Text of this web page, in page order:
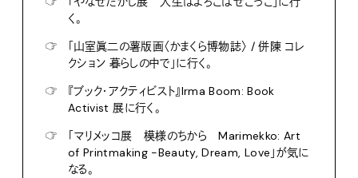
く。
☞
「山室眞二の薯版画〈かまくら博物誌〉 / 併陳 コレ
クション 暮らしの中で」に行く。
☞
『ブック・アクティビスト』Irma Boom: Book
Activist 展に行く。
☞
「マリメッコ展 模様のちから Marimekko: Art
of Printmaking -Beauty, Dream, Love」が気に
なる。